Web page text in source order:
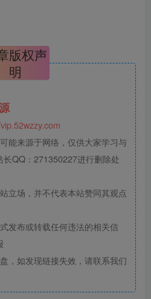
版权声
明
能来源于网络，仅供大家学习与
QQ：271350227进行删除处
立场，并不代表本站赞同其观点
发布或转载任何违法的相关信
，如发现链接失效，请联系我们